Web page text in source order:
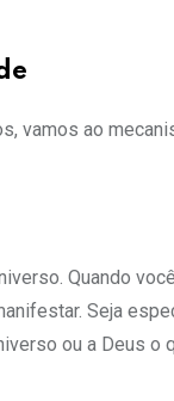
vamos ao
Quando
Seja
ou a Deus o